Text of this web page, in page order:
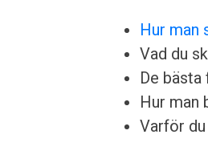
Hur man
Vad du
De
Hur man
Varför